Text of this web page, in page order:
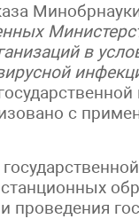
в
с
проведения